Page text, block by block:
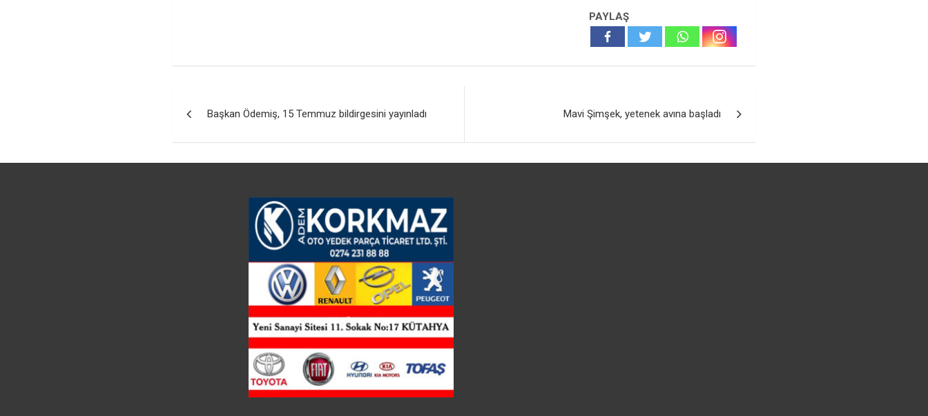
PAYLAŞ
gezinmesi
Başkan Ödemiş, 15 Temmuz bildirgesini yayınladı Mavi Şimşek, yetenek avına başladı